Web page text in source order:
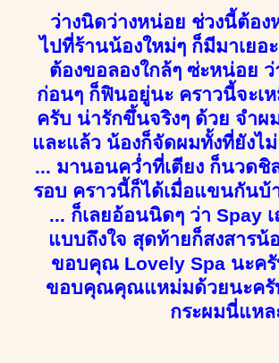
ว่างนิดว่างหน่อย ช่วงนี้ต้อง
ไปที่ร้านน้องใหม่ๆ ก็มีมาเย
ต้องขอลองใกล้ๆ ซ่ะหน่อย
ก่อนๆ ก็ฟินอยู่นะ คราวนี้จะเ
ครับ น่ารักขึ้นจริงๆ ด้วย จำ
และแล้ว น้องก็จัดผมทั้งที่ยังไ
... มานอนคว่ำที่เตียง ก็นวด
รอบ คราวนี้ก็ได้เมื่อแขนกันบ้
... ก็เลยอ้อนนิดๆ ว่า Spay
แบบถึงใจ สุดท้ายก็สงสาร
ขอบคุณ Lovely Spa นะครั
ขอบคุณคุณแหม่มด้วยนะครั
กระผมนี่แหล